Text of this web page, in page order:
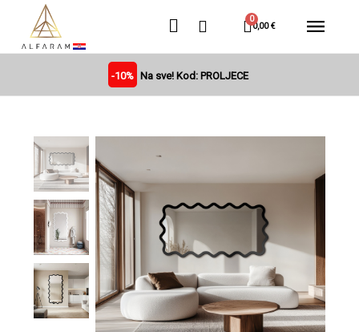
0,00 €
-10% Na sve! Kod: PROLJECE